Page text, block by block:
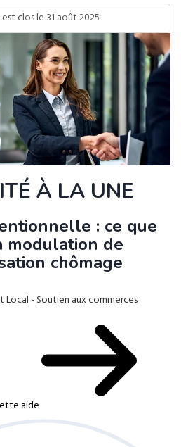
clos le 31 août 2025
À LA UNE
: ce que
modulation de
chômage
Local - Soutien aux commerces
aide